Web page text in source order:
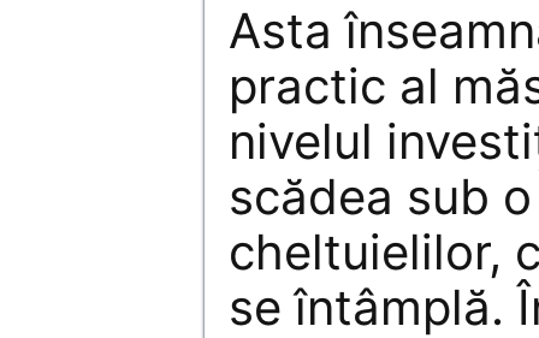
Asta
practic al
nivelul
scădea sub
cheltuielilor,
se întâmplă.